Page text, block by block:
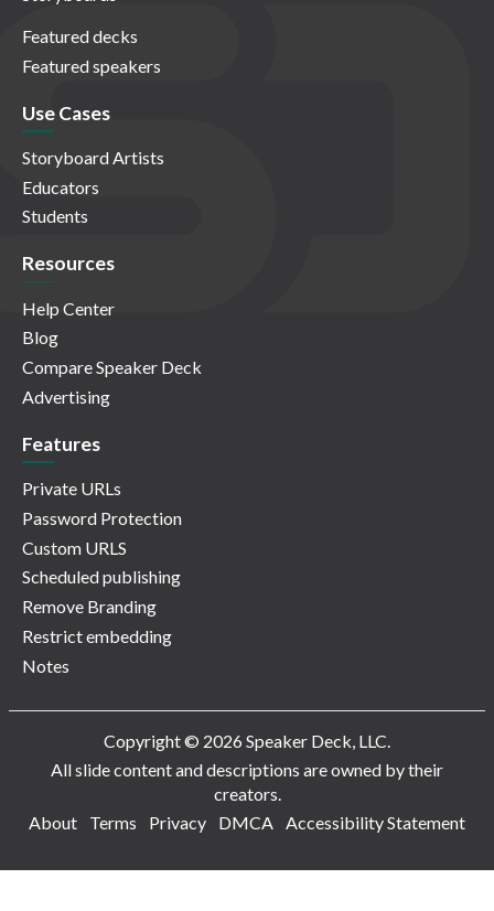
Featured decks
Featured speakers
Use Cases
Storyboard Artists
Educators
Students
Resources
Help Center
Blog
Compare Speaker Deck
Advertising
Features
Private URLs
Password Protection
Custom URLS
Scheduled publishing
Remove Branding
Restrict embedding
Notes
Copyright © 2026 Speaker Deck, LLC.
All slide content and descriptions are owned by their
creators.
About
Terms Privacy DMCA Accessibility Statement